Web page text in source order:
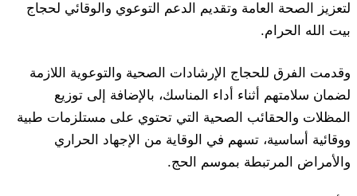
لتعزيز الصحة العامة وتقديم الدعم التوعوي والوقائي لحجاج
بيت الله الحرام.
وقدمت الفرق للحجاج الإرشادات الصحية والتوعوية اللازمة
لضمان سلامتهم أثناء أداء المناسك، بالإضافة إلى توزيع
المظلات والحقائب الصحية التي تحتوي على مستلزمات طبية
ووقائية أساسية، تسهم في الوقاية من الإجهاد الحراري
والأمراض المرتبطة بموسم الحج.